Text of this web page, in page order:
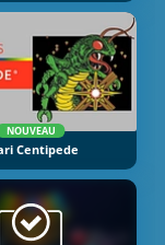
NOUVEAU
Centipede